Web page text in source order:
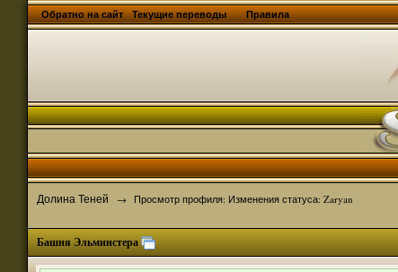
Обратно на сайт Текущие переводы Правила
Долина Теней → Просмотр профиля: Изменения статуса: Zaryan
Башня Эльминстера